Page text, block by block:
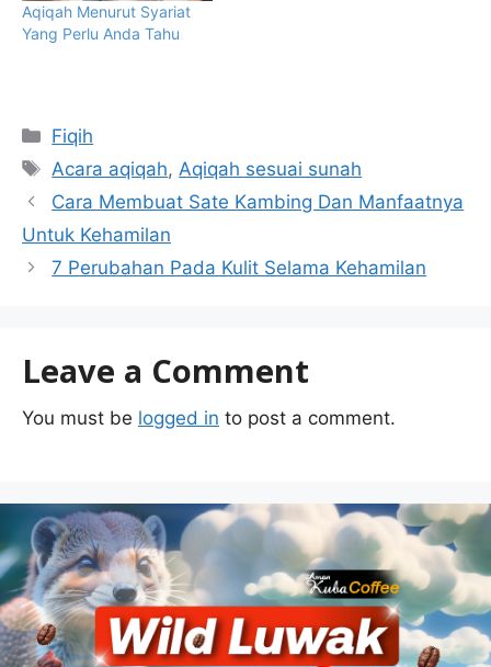
Aqiqah Menurut Syariat
Yang Perlu Anda Tahu
Categories
Fiqih
Tags
Acara aqiqah, Aqiqah sesuai sunah
Cara Membuat Sate Kambing Dan Manfaatnya
Untuk Kehamilan
7 Perubahan Pada Kulit Selama Kehamilan
Leave a Comment
You must be logged in to post a comment.